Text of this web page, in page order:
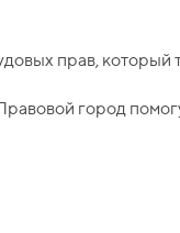
прав, который
город